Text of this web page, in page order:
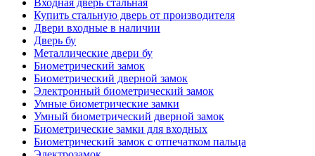
Купить стальную дверь от производителя
Двери входные в наличии
Дверь бу
Металлические двери бу
Биометрический замок
Биометрический дверной замок
Электронный биометрический замок
Умные биометрические замки
Умный биометрический дверной замок
Биометрические замки для входных
Биометрический замок с отпечатком пальца